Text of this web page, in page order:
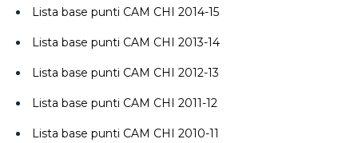
Lista base punti CAM CHI 2014-15
Lista base punti CAM CHI 2013-14
Lista base punti CAM CHI 2012-13
Lista base punti CAM CHI 2011-12
Lista base punti CAM CHI 2010-11